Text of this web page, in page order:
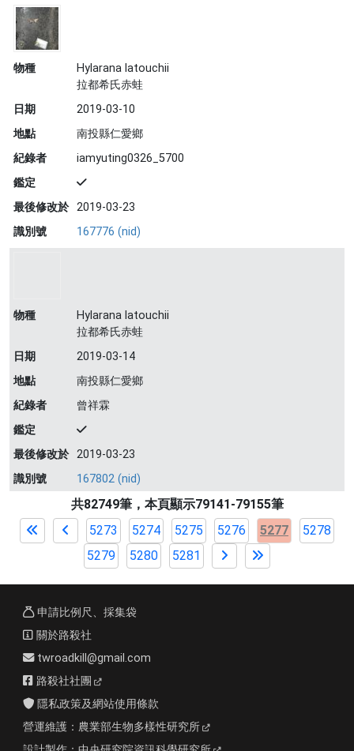
物種
Hylarana latouchii
拉都希氏赤蛙
日期
2019-03-10
地點
南投縣仁愛鄉
紀錄者
iamyuting0326_5700
鑑定
最後修改於 2019-03-23
識別號
167776 (nid)
物種
Hylarana latouchii
拉都希氏赤蛙
日期
2019-03-14
地點
南投縣仁愛鄉
紀錄者
曾祥霖
鑑定
最後修改於 2019-03-23
識別號
167802 (nid)
共82749筆，本頁顯示79141-79155筆
5273
5274 5275 5276 5277
5278
5279
5280 5281
申請比例尺、採集袋
關於路殺社
twroadkill@gmail.com
路殺社社團
隱私政策及網站使用條款
營運維護： 農業部生物多樣性研究所